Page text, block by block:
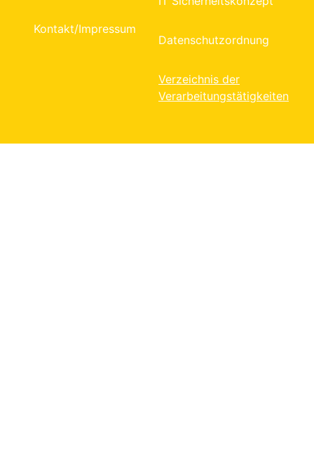
Kontakt/Impressum
Datenschutzordnung
Verzeichnis der
Verarbeitungstätigkeiten